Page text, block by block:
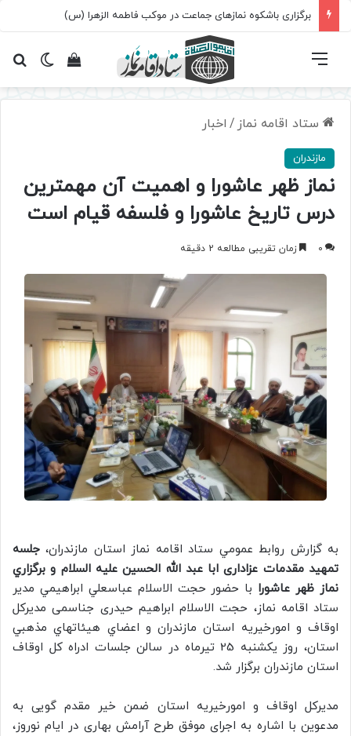
برگزاری باشکوه نمازهای جماعت در موکب فاطمه الزهرا (س)
تغییرمشاهده فهرست
ستاد اقامه نماز / اخبار
مازندران
نماز ظهر عاشورا و اهميت آن مهمترين
درس تاريخ عاشورا و فلسفه قيام است
0 زمان تقریبی مطالعه 2 دقیقه
به گزارش روابط عمومي ستاد اقامه نماز استان مازندران، جلسه
تمهید مقدمات عزاداری ابا عبد الله الحسین علیه السلام و برگزاري
نماز ظهر عاشورا با حضور حجت الاسلام عباسعلي ابراهيمي مدير
ستاد اقامه نماز، حجت الاسلام ابراهیم حیدری جناسمی مدیرکل
اوقاف و امورخیریه استان مازندران و اعضاي هيئاتهاي مذهبي
استان، روز يكشنبه 25 تيرماه در سالن جلسات ادراه كل اوقاف
استان مازندران برگزار شد.
مدیرکل اوقاف و امورخیریه استان ضمن خیر مقدم گویی به
مدعوين با اشاره به اجرای موفق طرح آرامش بهاری در ایام نوروز،